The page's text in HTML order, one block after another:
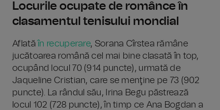
Locurile ocupate de românce în
clasamentul tenisului mondial
Aflatăîn recuperare, Sorana Cîrstea rămâne
jucătoarea română cel mai bine clasată în top,
ocupând locul 70 (914 puncte), urmată de
Jaqueline Cristian, care se menţine pe 73 (902
puncte). La rândul său, Irina Begu păstrează
locul 102 (728 puncte), în timp ce Ana Bogdan a